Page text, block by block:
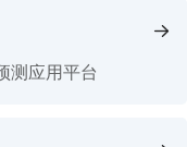
测应用平台